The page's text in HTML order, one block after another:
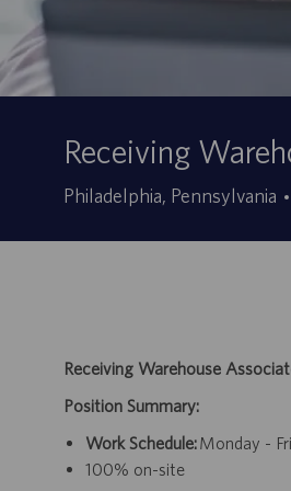
Receiving
Philadelphia, Pennsylvania
Receiving Warehouse
Position Summary:
Work Schedule:Monday -
100% on-site